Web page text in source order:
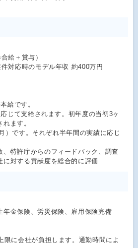
給＋賞与）
対応時のモデル年収 約400万円
給です。
じて支給されます。初年度の当初3ヶ
ます。
）です。それぞれ半年間の実績に応じ
特許庁からのフィードバック、調査
に対する貢献度を総合的に評価
年金保険、労災保険、雇用保険完備
限に会社が負担します。通勤時間によ